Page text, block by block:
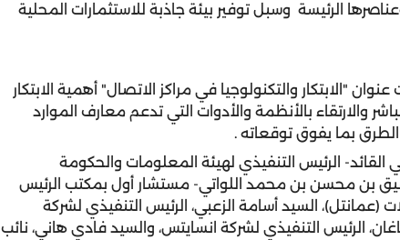
الرئيسة وسبل توفير بيئة جاذبة للاستثمارات المحلية
"الابتكار والتكنولوجيا في مراكز الاتصال" أهمية الابتكار
والارتقاء بالأنظمة والأدوات التي تدعم معارف الموارد
بما يفوق توقعاته .
الرئيس التنفيذي لهيئة المعلومات والحكومة
بن محسن بن محمد اللواتي- مستشار أول بمكتب الرئيس
(عمانتل)، السيد أسامة الزعبي، الرئيس التنفيذي لشركة
الرئيس التنفيذي لشركة انسايتس، والسيد فادي هاني، نائب